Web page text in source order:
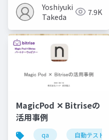
Yoshiyuki
Takeda
7.9K
MagicPod ✕ Bitriseの
活用事例
qa 自動テスト